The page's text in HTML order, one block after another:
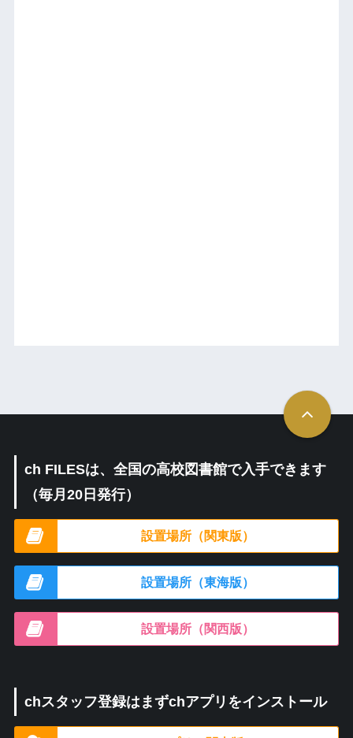
ch FILESは、全国の高校図書館で入手できます
（毎月20日発行）
設置場所（関東版）
設置場所（東海版）
設置場所（関西版）
chスタッフ登録はまずchアプリをインストール